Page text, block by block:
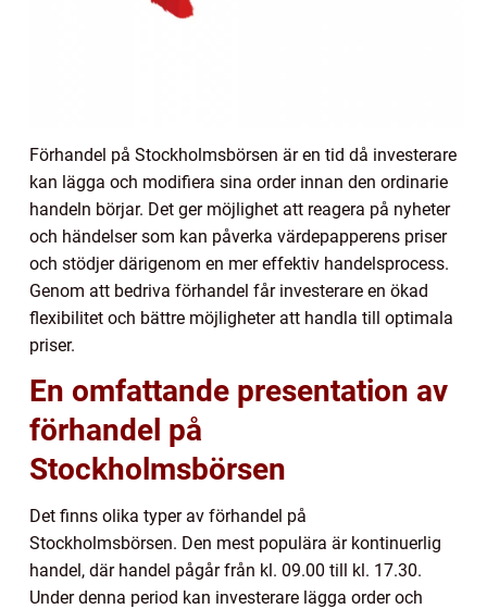
Förhandel på Stockholmsbörsen är en tid då investerare
kan lägga och modifiera sina order innan den ordinarie
handeln börjar. Det ger möjlighet att reagera på nyheter
och händelser som kan påverka värdepapperens priser
och stödjer därigenom en mer effektiv handelsprocess.
Genom att bedriva förhandel får investerare en ökad
flexibilitet och bättre möjligheter att handla till optimala
priser.
En omfattande presentation av
förhandel på
Stockholmsbörsen
Det finns olika typer av förhandel på
Stockholmsbörsen. Den mest populära är kontinuerlig
handel, där handel pågår från kl. 09.00 till kl. 17.30.
Under denna period kan investerare lägga order och